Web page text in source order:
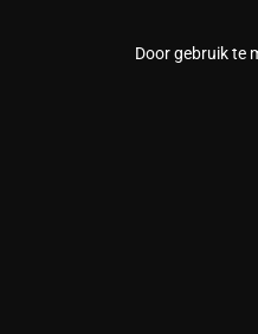
Door gebruik te